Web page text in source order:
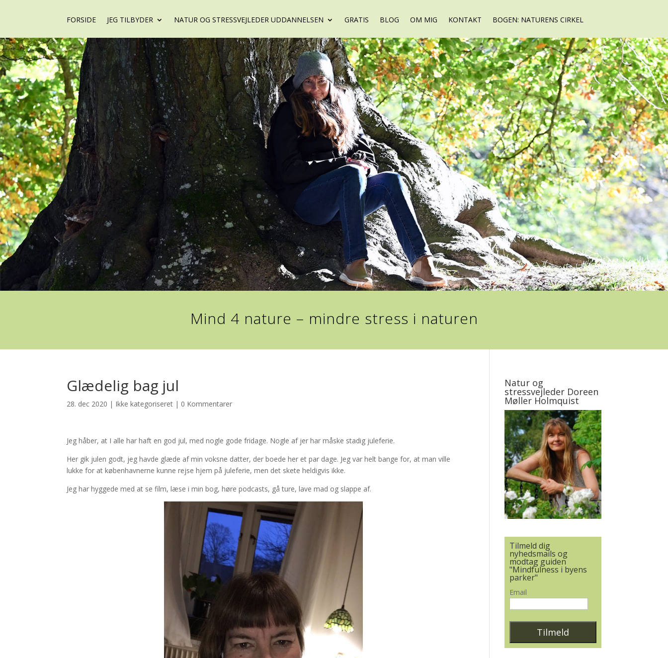
FORSIDE JEG TILBYDER NATUR OG STRESSVEJLEDER UDDANNELSEN GRATIS BLOG OM MIG KONTAKT BOGEN: NATURENS CIRKEL
Mind 4 nature – mindre stress i naturen
Glædelig bag jul
28. dec 2020 | Ikke kategoriseret | 0 Kommentarer
Jeg håber, at I alle har haft en god jul, med nogle gode fridage. Nogle af jer har måske stadig juleferie.
Her gik julen godt, jeg havde glæde af min voksne datter, der boede her et par dage. Jeg var helt bange for, at man ville
lukke for at københavnerne kunne rejse hjem på juleferie, men det skete heldigvis ikke.
Jeg har hyggede med at se film, læse i min bog, høre podcasts, gå ture, lave mad og slappe af.
Natur og
stressvejleder Doreen
Møller Holmquist
Tilmeld dig
nyhedsmails og
modtag guiden
"Mindfulness i byens
parker"
Email